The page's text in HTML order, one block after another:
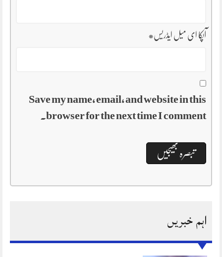
آپکا ای میل ایڈریس*
Save my name, email, and website in this
browser for the next time I comment.
اہم خبریں